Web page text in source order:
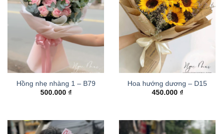
Hồng nhẹ nhàng 1 – B79
500.000 ₫
Hoa hướng dương – D15
450.000 ₫